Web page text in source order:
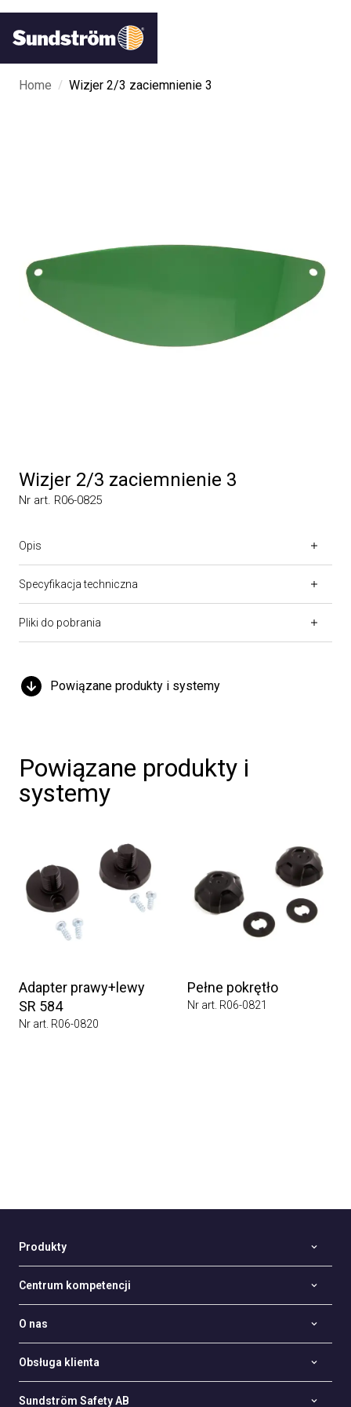
Home / Wizjer 2/3 zaciemnienie 3
Wizjer 2/3 zaciemnienie 3
Nr art. R06-0825
Opis
Specyfikacja techniczna
Pliki do pobrania
Powiązane produkty i systemy
Powiązane produkty i
systemy
Adapter prawy+lewy
SR 584
Nr art. R06-0820
Pełne pokrętło
Nr art. R06-0821
Produkty
Centrum kompetencji
O nas
Obsługa klienta
Sundström Safety AB